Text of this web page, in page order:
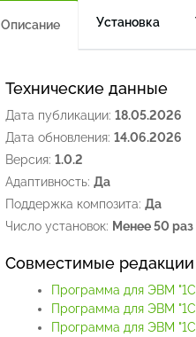
Описание Установка
Технические данные
Дата публикации: 18.05.2026
Дата обновления: 14.06.2026
Версия: 1.0.2
Адаптивность: Да
Поддержка композита: Да
Число установок: Менее 50 раз
Совместимые редакции
Программа для ЭВМ
Программа для ЭВМ
Программа для ЭВМ